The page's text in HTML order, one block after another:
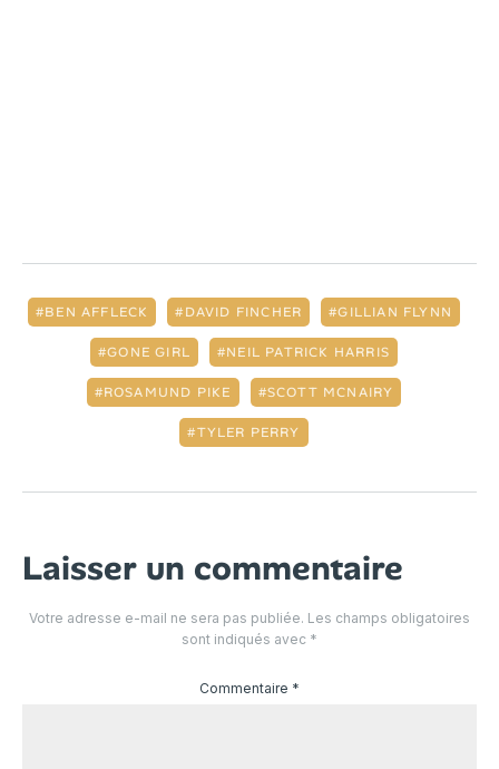
BEN AFFLECK DAVID FINCHER GILLIAN FLYNN
GONE GIRL NEIL PATRICK HARRIS
ROSAMUND PIKE SCOTT MCNAIRY
TYLER PERRY
Laisser un commentaire
Votre adresse e-mail ne sera pas publiée. Les champs obligatoires
sont indiqués avec *
Commentaire *